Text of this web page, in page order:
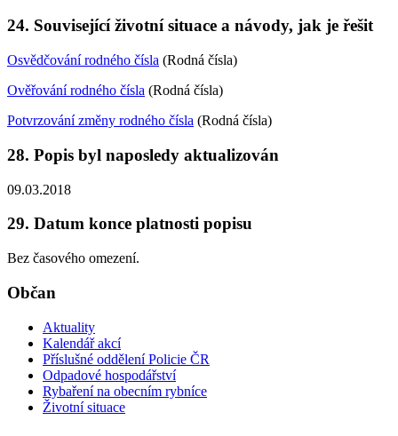
24. Související životní situace a návody, jak je řešit
Osvědčování rodného čísla (Rodná čísla)
Ověřování rodného čísla (Rodná čísla)
Potvrzování změny rodného čísla (Rodná čísla)
28. Popis byl naposledy aktualizován
09.03.2018
29. Datum konce platnosti popisu
Bez časového omezení.
Občan
Aktuality
Kalendář akcí
Příslušné oddělení Policie ČR
Odpadové hospodářství
Rybaření na obecním rybníce
Životní situace